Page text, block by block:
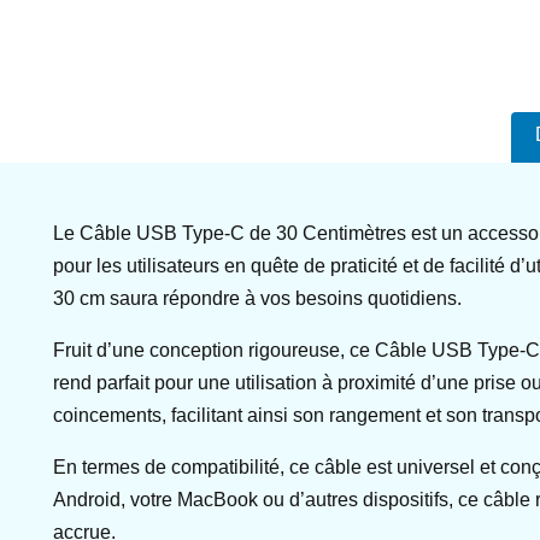
Le Câble USB Type-C de 30 Centimètres est un
pour les utilisateurs en quête de praticité et de facilité
30 cm saura répondre à vos besoins quotidiens.
Fruit d’une conception rigoureuse, ce Câble USB
rend parfait pour une utilisation à proximité d’une prise
coincements, facilitant ainsi son rangement et son
En termes de compatibilité, ce câble est universel et
Android, votre MacBook ou d’autres dispositifs, ce
accrue.